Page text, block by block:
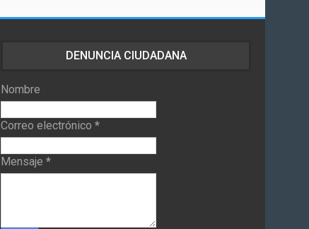
DENUNCIA CIUDADANA
Nombre
Correo electrónico *
Mensaje *